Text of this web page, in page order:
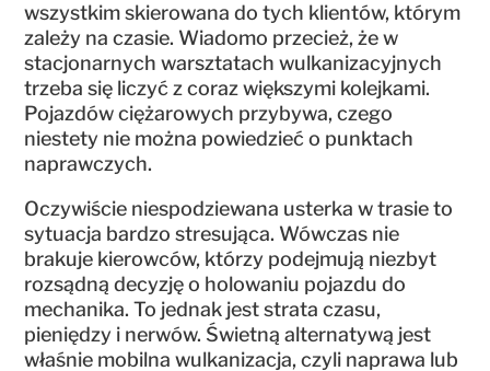
wszystkim skierowana do tych klientów, którym
zależy na czasie. Wiadomo przecież, że w
stacjonarnych warsztatach wulkanizacyjnych
trzeba się liczyć z coraz większymi kolejkami.
Pojazdów ciężarowych przybywa, czego
niestety nie można powiedzieć o punktach
naprawczych.
Oczywiście niespodziewana usterka w trasie to
sytuacja bardzo stresująca. Wówczas nie
brakuje kierowców, którzy podejmują niezbyt
rozsądną decyzję o holowaniu pojazdu do
mechanika. To jednak jest strata czasu,
pieniędzy i nerwów. Świetną alternatywą jest
właśnie mobilna wulkanizacja, czyli naprawa lub